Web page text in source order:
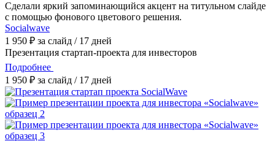
Сделали яркий запоминающийся акцент на титульном слайде
с помощью фонового цветового решения.
Socialwave
1 950 ₽ за слайд / 17 дней
Презентация стартап-проекта для инвесторов
Подробнее
1 950 ₽ за слайд / 17 дней